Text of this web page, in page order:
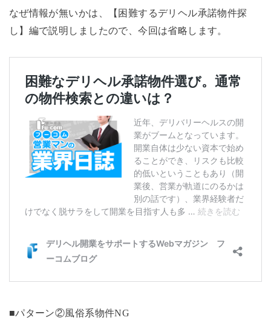
なぜ情報が無いかは、【困難するデリヘル承諾物件探
し】編で説明しましたので、今回は省略します。
■パターン②風俗系物件NG